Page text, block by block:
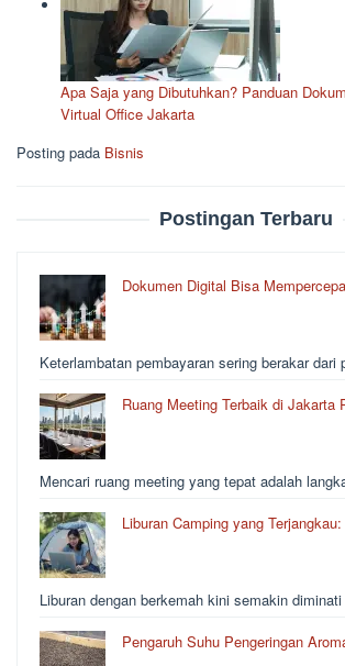
Apa Saja yang Dibutuhkan? Panduan
Virtual Office Jakarta
Posting pada Bisnis
Postingan Terbaru
Dokumen Digital Bisa
Keterlambatan pembayaran sering berakar
Ruang Meeting Terbaik di
Mencari ruang meeting yang tepat adalah
Liburan Camping yang
Liburan dengan berkemah kini semakin
Pengaruh Suhu Pengeringan